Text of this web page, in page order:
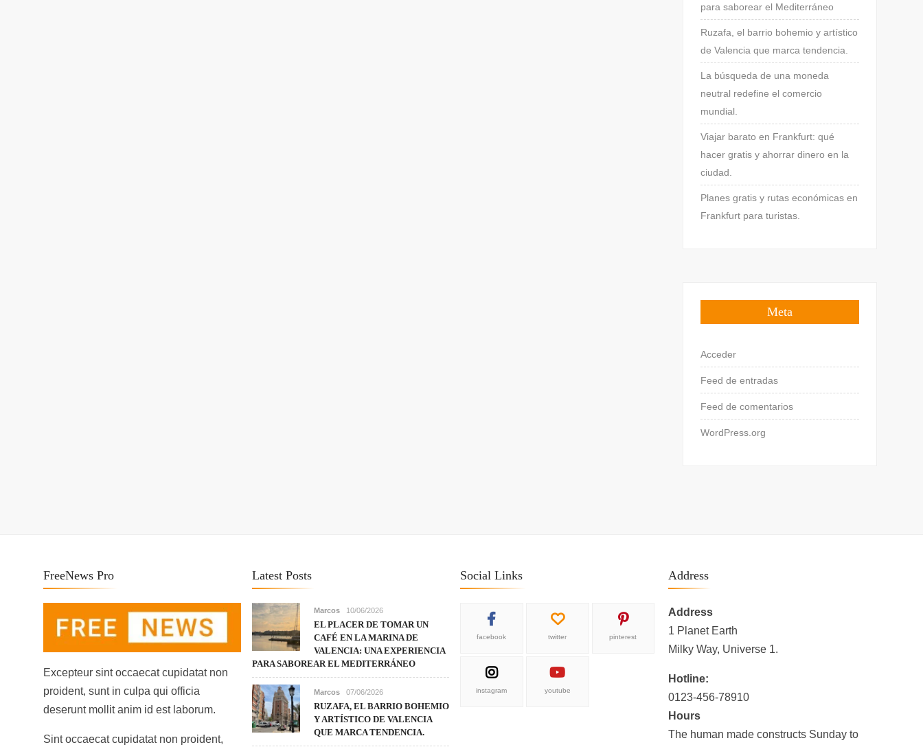
para saborear el Mediterráneo
Ruzafa, el barrio bohemio y artístico
de Valencia que marca tendencia.
La búsqueda de una moneda
neutral redefine el comercio
mundial.
Viajar barato en Frankfurt: qué
hacer gratis y ahorrar dinero en la
ciudad.
Planes gratis y rutas económicas en
Frankfurt para turistas.
Meta
Acceder
Feed de entradas
Feed de comentarios
WordPress.org
FreeNews Pro
Excepteur sint occaecat cupidatat non
proident, sunt in culpa qui officia
deserunt mollit anim id est laborum.
Sint occaecat cupidatat non proident,
Latest Posts
Marcos 10/06/2026
EL PLACER DE TOMAR UN
CAFÉ EN LA MARINA DE
VALENCIA: UNA EXPERIENCIA
PARA SABOREAR EL MEDITERRÁNEO
Marcos 07/06/2026
RUZAFA, EL BARRIO BOHEMIO
Y ARTÍSTICO DE VALENCIA
QUE MARCA TENDENCIA.
Social Links
facebook twitter pinterest
instagram youtube
Address
Address
1 Planet Earth
Milky Way, Universe 1.
Hotline:
0123-456-78910
Hours
The human made constructs Sunday to